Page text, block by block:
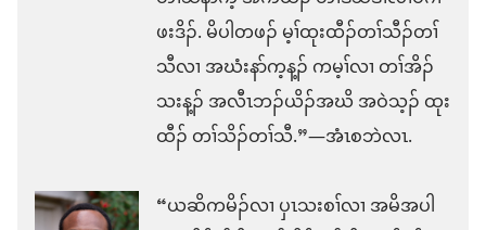
ဖးဒိၣ်. မိပါတဖၣ် မ့ၢ်ထုးထီၣ်တၢ်သီၣ်တၢ်
သီလၢ အဃံးနာ်က့န့ၣ် ကမ့ၢ်လၢ တၢ်အိၣ်
သးန့ၣ် အလီၤဘၣ်ယိၣ်အဃိ အဝဲသ့ၣ် ထုး
ထီၣ် တၢ်သိၣ်တၢ်သီ.”—အံၤစဘဲလၤ.
“ယဆိကမိၣ်လၢ ပှၤသးစၢ်လၢ အမိအပါ